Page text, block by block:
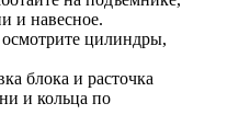
и навесное.
осмотрите цилиндры,
блока и расточка
и кольца по